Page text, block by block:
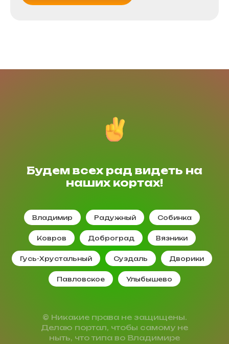
Будем всех рад видеть на
наших кортах!
Владимир Радужный Собинка
Ковров Доброград Вязники
Гусь-Хрустальный Суздаль Дворики
Павловское Улыбышево
© Никакие права не защищены.
Делаю портал, чтобы самому не
ныть, что типа во Владимире